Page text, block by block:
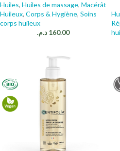
Huiles, Huiles de massage, Macérât
Huileux, Corps & Hygiène, Soins
corps huileux
160.00 د.م.